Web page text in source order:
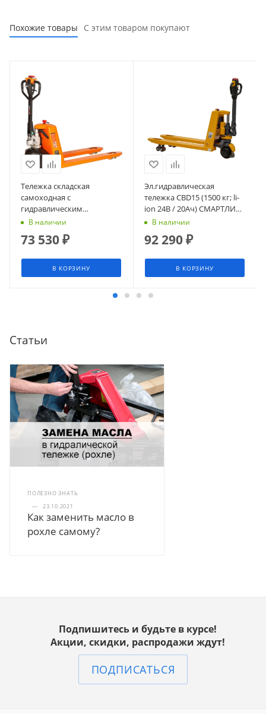
Похожие товары С этим товаром покупают
Тележка складская
самоходная c
гидравлическим
подъемом вил SIBLINE,
В наличии
73 530₽
В КОРЗИНУ
Эл.гидравлическая
тележка CBD15 (1500 кг; li-
ion 24В / 20Ач) СМАРТЛИФТ
(SMARTLIFT)
В наличии
92 290₽
В КОРЗИНУ
Статьи
ПОЛЕЗНО ЗНАТЬ
—
23.10.2021
Как заменить масло в
рохле самому?
Подпишитесь и будьте в курсе!
Акции, скидки, распродажи ждут!
ПОДПИСАТЬСЯ